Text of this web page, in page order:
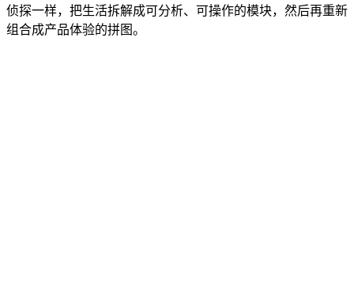
侦探一样，把生活拆解成可分析、可操作的模块，然后再重新
组合成产品体验的拼图。